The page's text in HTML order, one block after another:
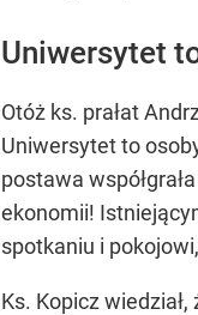
Uniwersytet
Otóż ks. prałat
Uniwersytet to
postawa
ekonomii!
spotkaniu i
Ks. Kopicz